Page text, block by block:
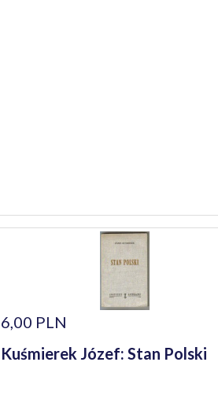
6,00 PLN
Kuśmierek Józef: Stan Polski